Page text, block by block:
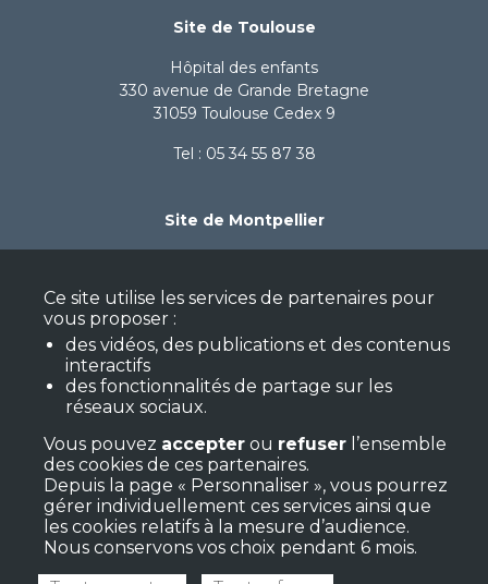
Site de Toulouse
Hôpital des enfants
330 avenue de Grande Bretagne
31059 Toulouse Cedex 9
Tel : 05 34 55 87 38
Site de Montpellier
34080 Montpellier
Tel : 06 71 96 50 21
Nous suivre
Newsletter
Mentions légales
Ce site utilise les services de partenaires pour
vous proposer :
des vidéos, des publications et des contenus
interactifs
des fonctionnalités de partage sur les
réseaux sociaux.
Vous pouvez accepter ou refuser l’ensemble
des cookies de ces partenaires.
Depuis la page « Personnaliser », vous pourrez
gérer individuellement ces services ainsi que
les cookies relatifs à la mesure d’audience.
Nous conservons vos choix pendant 6 mois.